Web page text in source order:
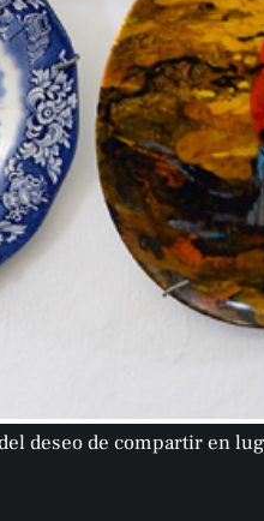
deseo de compartir en